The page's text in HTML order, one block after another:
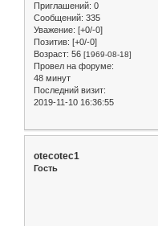
Приглашений: 0
Сообщений: 335
Уважение: [+0/-0]
Позитив: [+0/-0]
Возраст: 56 [1969-08-18]
Провел на форуме:
48 минут
Последний визит:
2019-11-10 16:36:55
otecotec1
Гость